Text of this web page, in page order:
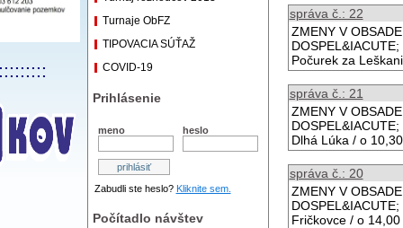
Turnaje ObFZ
TIPOVACIA SÚŤAŽ
COVID-19
Prihlásenie
meno heslo
Zabudli ste heslo? Kliknite sem.
Počítadlo návštev
správa č.: 22
ZMENY V
Počurek za
správa č.: 21
ZMENY V
Dlhá Lúka / o
správa č.: 20
ZMENY V
Fričkovce / o